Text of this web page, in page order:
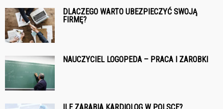
DLACZEGO WARTO UBEZPIECZYĆ SWOJĄ
FIRMĘ?
NAUCZYCIEL LOGOPEDA – PRACA I ZAROBKI